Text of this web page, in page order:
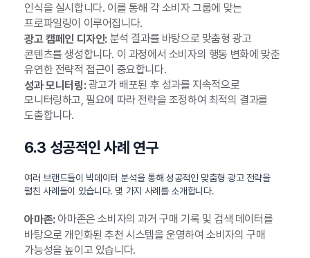
인식을 실시합니다. 이를 통해 각 소비자 그룹에 맞는
프로파일링이 이루어집니다.
광고 캠페인 디자인:분석 결과를 바탕으로 맞춤형 광고
콘텐츠를 생성합니다. 이 과정에서 소비자의 행동 변화에 맞춘
유연한 전략적 접근이 중요합니다.
성과 모니터링:광고가 배포된 후 성과를 지속적으로
모니터링하고, 필요에 따라 전략을 조정하여 최적의 결과를
도출합니다.
6.3 성공적인 사례 연구
여러 브랜드들이 빅데이터 분석을 통해 성공적인 맞춤형 광고 전략을
펼친 사례들이 있습니다. 몇 가지 사례를 소개합니다.
아마존:아마존은 소비자의 과거 구매 기록 및 검색 데이터를
바탕으로 개인화된 추천 시스템을 운영하여 소비자의 구매
가능성을 높이고 있습니다.